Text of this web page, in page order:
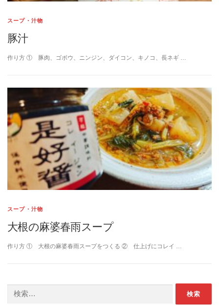
スープ・汁物
豚汁
作り方 ① 豚肉、ゴボウ、ニンジン、ダイコン、キノコ、長ネギ …
スープ・汁物
大根の麻婆春雨スープ
作り方 ① 大根の麻婆春雨スープをつくる ② 仕上げにコレイ …
検索: